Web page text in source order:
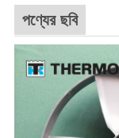
পণ্যের ছবি